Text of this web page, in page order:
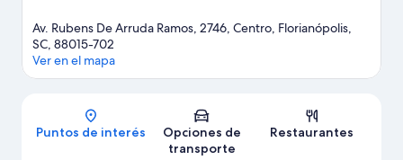
Av. Rubens De Arruda Ramos, 2746, Centro, Florianópolis,
SC, 88015-702
Ver en el mapa
Puntos de interés
Opciones de
transporte
Restaurantes